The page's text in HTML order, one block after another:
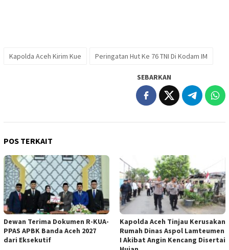
Kapolda Aceh Kirim Kue Peringatan Hut Ke 76 TNI Di Kodam IM
SEBARKAN
POS TERKAIT
Dewan Terima Dokumen R-KUA-
PPAS APBK Banda Aceh 2027
dari Eksekutif
Kapolda Aceh Tinjau Kerusakan
Rumah Dinas Aspol Lamteumen
I Akibat Angin Kencang Disertai